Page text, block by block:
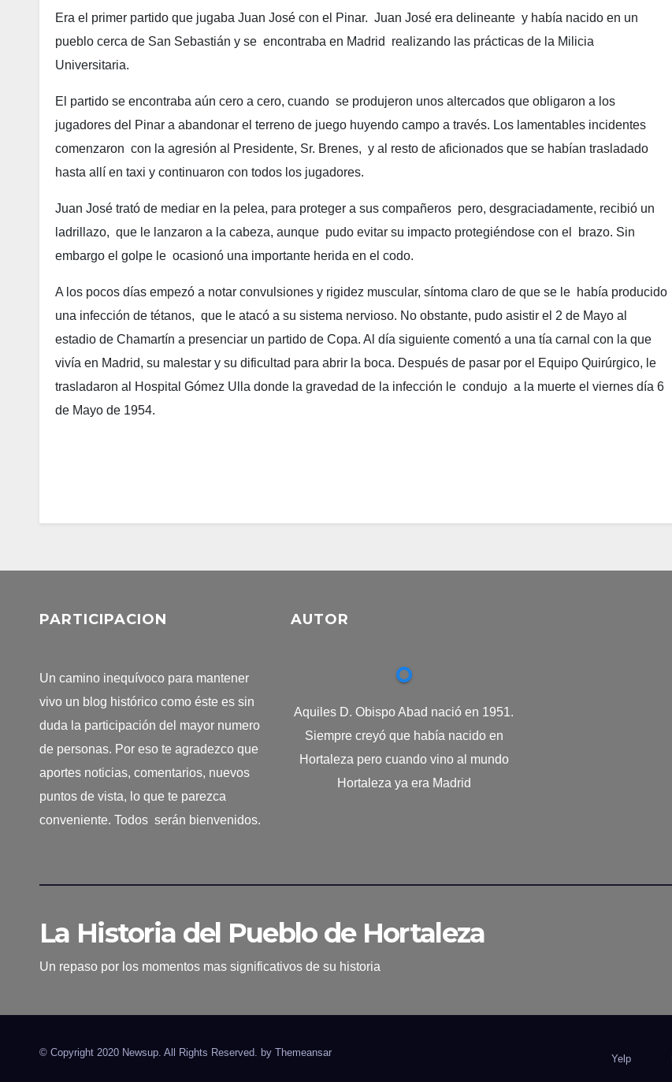
Era el primer partido que jugaba Juan José con el Pinar. Juan José era delineante y había nacido en un
pueblo cerca de San Sebastián y se encontraba en Madrid realizando las prácticas de la Milicia
Universitaria.
El partido se encontraba aún cero a cero, cuando se produjeron unos altercados que obligaron a los
jugadores del Pinar a abandonar el terreno de juego huyendo campo a través. Los lamentables incidentes
comenzaron con la agresión al Presidente, Sr. Brenes, y al resto de aficionados que se habían trasladado
hasta allí en taxi y continuaron con todos los jugadores.
Juan José trató de mediar en la pelea, para proteger a sus compañeros pero, desgraciadamente, recibió un
ladrillazo, que le lanzaron a la cabeza, aunque pudo evitar su impacto protegiéndose con el brazo. Sin
embargo el golpe le ocasionó una importante herida en el codo.
A los pocos días empezó a notar convulsiones y rigidez muscular, síntoma claro de que se le había producido
una infección de tétanos, que le atacó a su sistema nervioso. No obstante, pudo asistir el 2 de Mayo al
estadio de Chamartín a presenciar un partido de Copa. Al día siguiente comentó a una tía carnal con la que
vivía en Madrid, su malestar y su dificultad para abrir la boca. Después de pasar por el Equipo Quirúrgico, le
trasladaron al Hospital Gómez Ulla donde la gravedad de la infección le condujo a la muerte el viernes día 6
de Mayo de 1954.
PARTICIPACION
Un camino inequívoco para mantener
vivo un blog histórico como éste es sin
duda la participación del mayor numero
de personas. Por eso te agradezco que
aportes noticias, comentarios, nuevos
puntos de vista, lo que te parezca
conveniente. Todos serán bienvenidos.
AUTOR
Aquiles D. Obispo Abad nació en 1951.
Siempre creyó que había nacido en
Hortaleza pero cuando vino al mundo
Hortaleza ya era Madrid
La Historia del Pueblo de Hortaleza
Un repaso por los momentos mas significativos de su historia
© Copyright 2020 Newsup. All Rights Reserved. by Themeansar
Yelp